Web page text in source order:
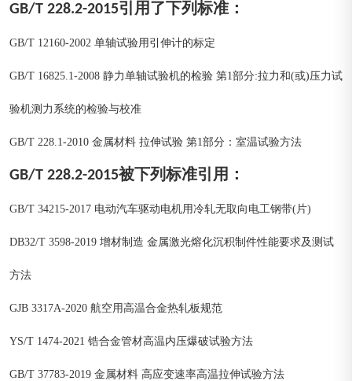
GB/T 228.2-2015引用了下列标准：
GB/T 12160-2002 单轴试验用引伸计的标定
GB/T 16825.1-2008 静力单轴试验机的检验 第1部分:拉力和(或)压力试
验机测力系统的检验与校准
GB/T 228.1-2010 金属材料 拉伸试验 第1部分：室温试验方法
GB/T 228.2-2015被下列标准引用：
GB/T 34215-2017 电动汽车驱动电机用冷轧无取向电工钢带(片)
DB32/T 3598-2019 增材制造 金属激光熔化沉积制件性能要求及测试
方法
GJB 3317A-2020 航空用高温合金热轧板规范
YS/T 1474-2021 锆合金管材高温内压爆破试验方法
GB/T 37783-2019 金属材料 高应变速率高温拉伸试验方法